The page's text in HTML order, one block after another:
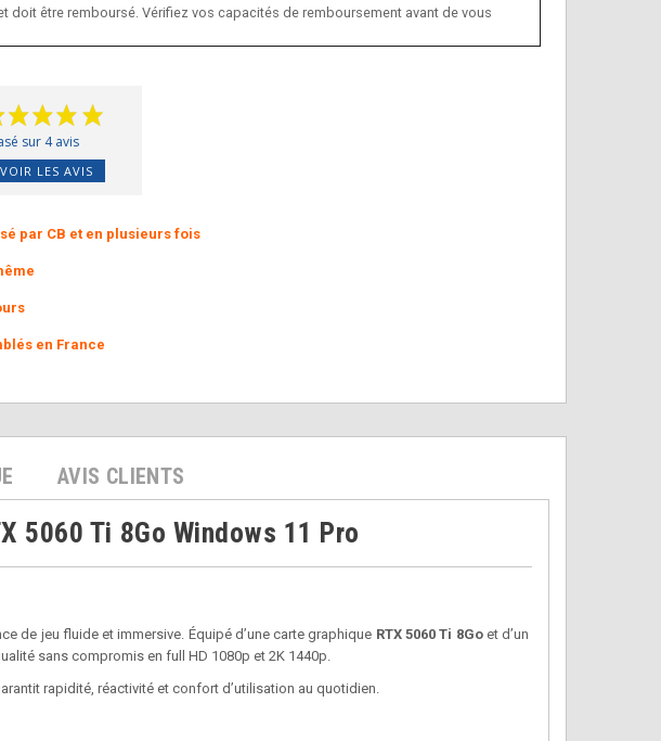
doit être remboursé. Vérifiez vos capacités de remboursement avant de vous
sur 4 avis
VOIR LES AVIS
par CB et en plusieurs fois
en France
AVIS CLIENTS
5060 Ti 8Go Windows 11 Pro
de jeu fluide et immersive. Équipé d’une carte graphique RTX 5060 Ti 8Goet d’un
sans compromis en full HD 1080p et 2K 1440p.
rapidité, réactivité et confort d’utilisation au quotidien.